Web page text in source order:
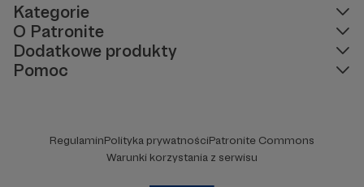
Kategorie
O Patronite
Dodatkowe produkty
Pomoc
RegulaminPolityka prywatnościPatronite Commons
Warunki korzystania z serwisu